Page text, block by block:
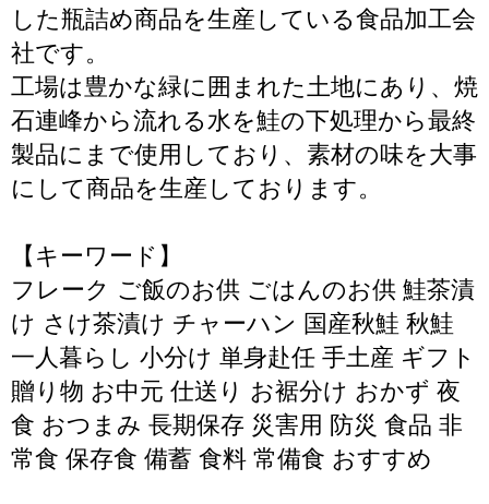
した瓶詰め商品を生産している食品加工会
社です。
工場は豊かな緑に囲まれた土地にあり、焼
石連峰から流れる水を鮭の下処理から最終
製品にまで使用しており、素材の味を大事
にして商品を生産しております。
【キーワード】
フレーク ご飯のお供 ごはんのお供 鮭茶漬
け さけ茶漬け チャーハン 国産秋鮭 秋鮭
一人暮らし 小分け 単身赴任 手土産 ギフト
贈り物 お中元 仕送り お裾分け おかず 夜
食 おつまみ 長期保存 災害用 防災 食品 非
常食 保存食 備蓄 食料 常備食 おすすめ